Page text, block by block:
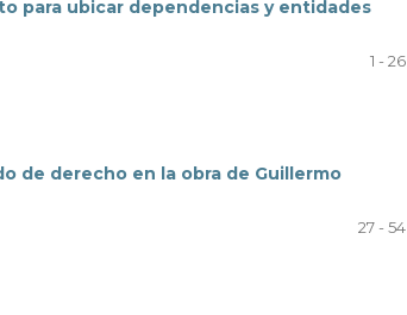
para ubicar dependencias y entidades
1 - 26
de derecho en la obra de Guillermo
27 - 54